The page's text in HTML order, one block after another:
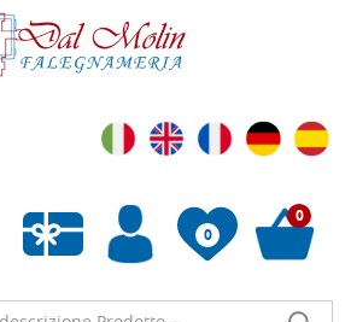
0
Wishlist vuota
0